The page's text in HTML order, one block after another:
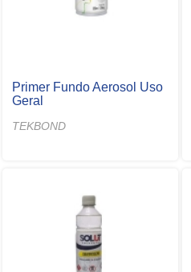
Primer Fundo Aerosol Uso
Geral
TEKBOND